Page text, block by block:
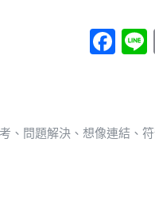
、問題解決、想像連結、